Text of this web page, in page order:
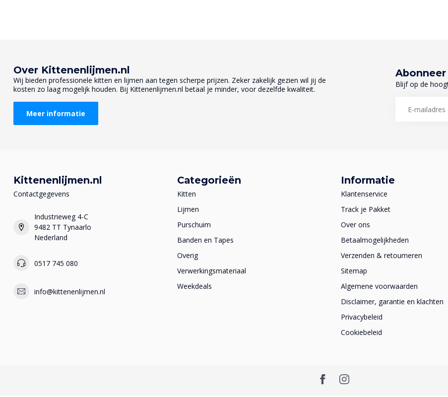
Over Kittenenlijmen.nl
Wij bieden professionele kitten en lijmen aan tegen scherpe prijzen. Zeker zakelijk gezien wil jij de
kosten zo laag mogelijk houden. Bij Kittenenlijmen.nl betaal je minder, voor dezelfde kwaliteit.
Meer informatie
Blijf op de
Kittenenlijmen.nl
Contactgegevens
Industrieweg 4-C
9482 TT Tynaarlo
Nederland
0517 745 080
info@kittenenlijmen.nl
Categorieën
Kitten
Lijmen
Purschuim
Banden en Tapes
Overig
Verwerkingsmateriaal
Weekdeals
Informatie
Klantenservice
Track je Pakket
Over ons
Betaalmogelijkheden
Verzenden & retourneren
Sitemap
Algemene voorwaarden
Disclaimer, garantie en klachten
Privacybeleid
Cookiebeleid